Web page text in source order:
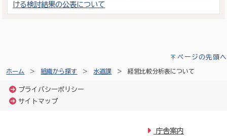
ける検討結果の公表について
ページの先頭へ
ホーム 組織から探す 水道課 経営比較分析表について
プライバシーポリシー
サイトマップ
庁舎案内